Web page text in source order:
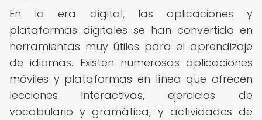
En la era digital, las aplicaciones y
plataformas digitales se han convertido en
herramientas muy útiles para el aprendizaje
de idiomas. Existen numerosas aplicaciones
móviles y plataformas en línea que ofrecen
lecciones interactivas, ejercicios de
vocabulario y gramática, y actividades de